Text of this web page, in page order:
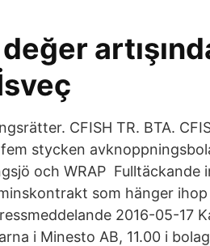
değer
CFISH TR. BTA.
stycken
och WRAP
som hänger
2016-05-17
i Minesto AB, 11.00 i